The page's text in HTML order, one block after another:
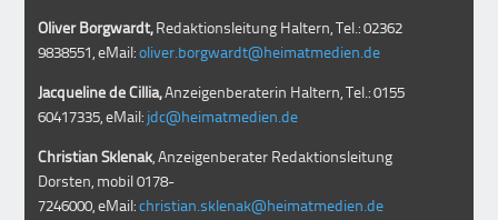
Oliver Borgwardt,Redaktionsleitung Haltern, Tel.: 02362
9838551, eMail:oliver.borgwardt@heimatmedien.de
Jacqueline de Cillia,Anzeigenberaterin Haltern, Tel.: 0155
60417335, eMail: jdc@heimatmedien.de
Christian Sklenak, Anzeigenberater Redaktionsleitung
Dorsten, mobil0178-
7246000, eMail:christian.sklenak@heimatmedien.de